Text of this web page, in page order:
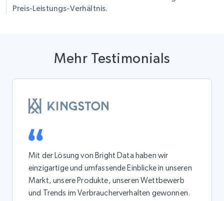
Preis-Leistungs-Verhältnis.
Mehr Testimonials
Mit der Lösung von Bright Data haben wir
einzigartige und umfassende Einblicke in unseren
Markt, unsere Produkte, unseren Wettbewerb
und Trends im Verbraucherverhalten gewonnen.